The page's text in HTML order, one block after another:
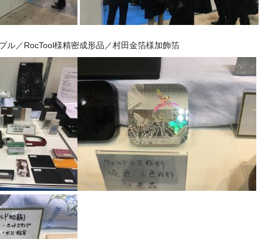
／RocTool様精密成形品／村田金箔様加飾箔